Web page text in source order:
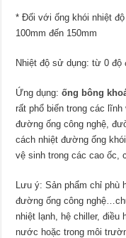
* Đối với ống khói nhiệt
100mm đến 150mm
Nhiệt độ sử dụng: từ 0 độ
Ứng dụng:ống bông
rất phổ biến trong các
đường ống công nghệ,
cách nhiệt đường ống
vệ sinh trong các cao ốc,
Lưu ý: Sản phẩm chỉ phù
đường ống công
nhiệt lạnh, hệ chiller,
nước hoặc trong môi